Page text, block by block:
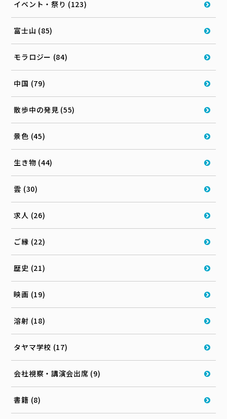
イベント・祭り (123)
富士山 (85)
モラロジー (84)
中国 (79)
散歩中の発見 (55)
景色 (45)
生き物 (44)
雲 (30)
求人 (26)
ご縁 (22)
歴史 (21)
映画 (19)
溶射 (18)
タヤマ学校 (17)
会社視察・講演会出席 (9)
書籍 (8)